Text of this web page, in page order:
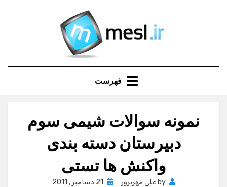
فهرست
نمونه سوالات شیمی سوم
دبیرستان دسته بندی
واکنش ها تستی
by علی مهرپرور
Posted
21 دسامبر , 2011